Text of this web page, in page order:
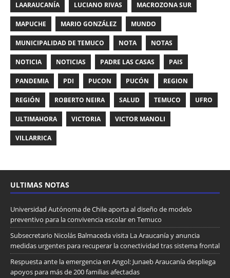
LAARAUCANÍA LUCIANO RIVAS MACROZONA SUR
MAPUCHE MARIO GONZÁLEZ MUNDO
MUNICIPALIDAD DE TEMUCO NOTA NOTAS
NOTICIA NOTICIAS PADRE LAS CASAS PAIS
PANDEMIA PDI PUCON PUCÓN REGION
REGIÓN ROBERTO NEIRA SALUD TEMUCO UFRO
ULTIMAHORA VICTORIA VICTOR MANOLI
VILLARRICA
ULTIMAS NOTAS
Universidad Autónoma de Chile aporta al diseño de modelo
preventivo para la convivencia escolar en Temuco
Subsecretario Nicolás Balmaceda visita La Araucanía y anuncia
medidas urgentes para recuperar la conectividad tras sistema frontal
Respuesta ante la emergencia en Angol: Junaeb Araucanía despliega
apoyos para más de 200 familias afectadas